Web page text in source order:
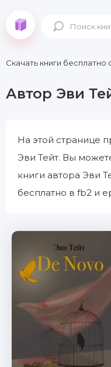
Скачать книги бесплатно
Автор Эви
На этой странице
Эви Тейт. Вы
книги автора Эви
бесплатно в fb2 и